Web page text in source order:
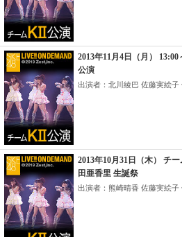
2013年11月4日（月）
公演
出演者：北川綾巴 佐藤実絵子
2013年10月31日（木） チ
田亜香里 生誕祭
出演者：熊崎晴香 佐藤実絵子